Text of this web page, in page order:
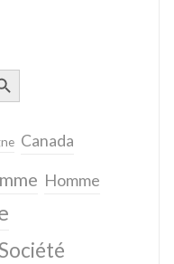
BUTTON
Canada
Homme